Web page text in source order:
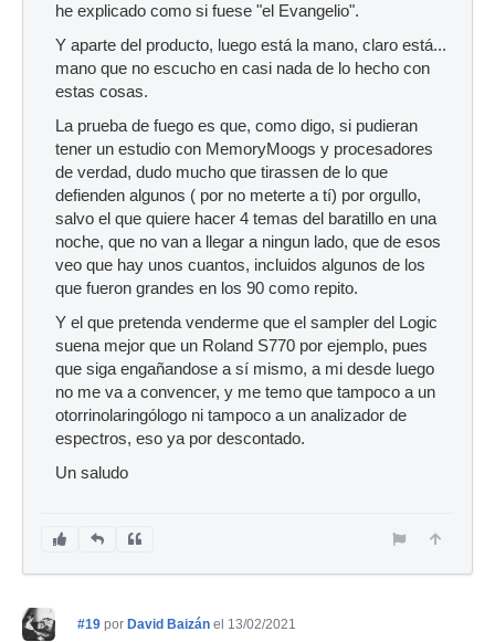
he explicado como si fuese "el Evangelio".
Y aparte del producto, luego está la mano, claro está...
mano que no escucho en casi nada de lo hecho con
estas cosas.
La prueba de fuego es que, como digo, si pudieran
tener un estudio con MemoryMoogs y procesadores
de verdad, dudo mucho que tirassen de lo que
defienden algunos ( por no meterte a tí) por orgullo,
salvo el que quiere hacer 4 temas del baratillo en una
noche, que no van a llegar a ningun lado, que de esos
veo que hay unos cuantos, incluidos algunos de los
que fueron grandes en los 90 como repito.
Y el que pretenda venderme que el sampler del Logic
suena mejor que un Roland S770 por ejemplo, pues
que siga engañandose a sí mismo, a mi desde luego
no me va a convencer, y me temo que tampoco a un
otorrinolaringólogo ni tampoco a un analizador de
espectros, eso ya por descontado.
Un saludo
#19 por David Baizán el 13/02/2021